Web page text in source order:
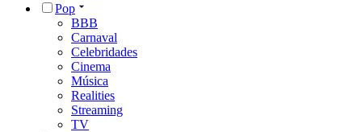
Pop
BBB
Carnaval
Celebridades
Cinema
Música
Realities
Streaming
TV